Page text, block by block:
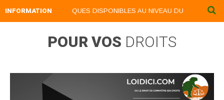
INFORMATION
NOS LIVRES NUMERIQUES DISPONIBLES AU NIVEAU DU MENU
POUR VOS DROITS